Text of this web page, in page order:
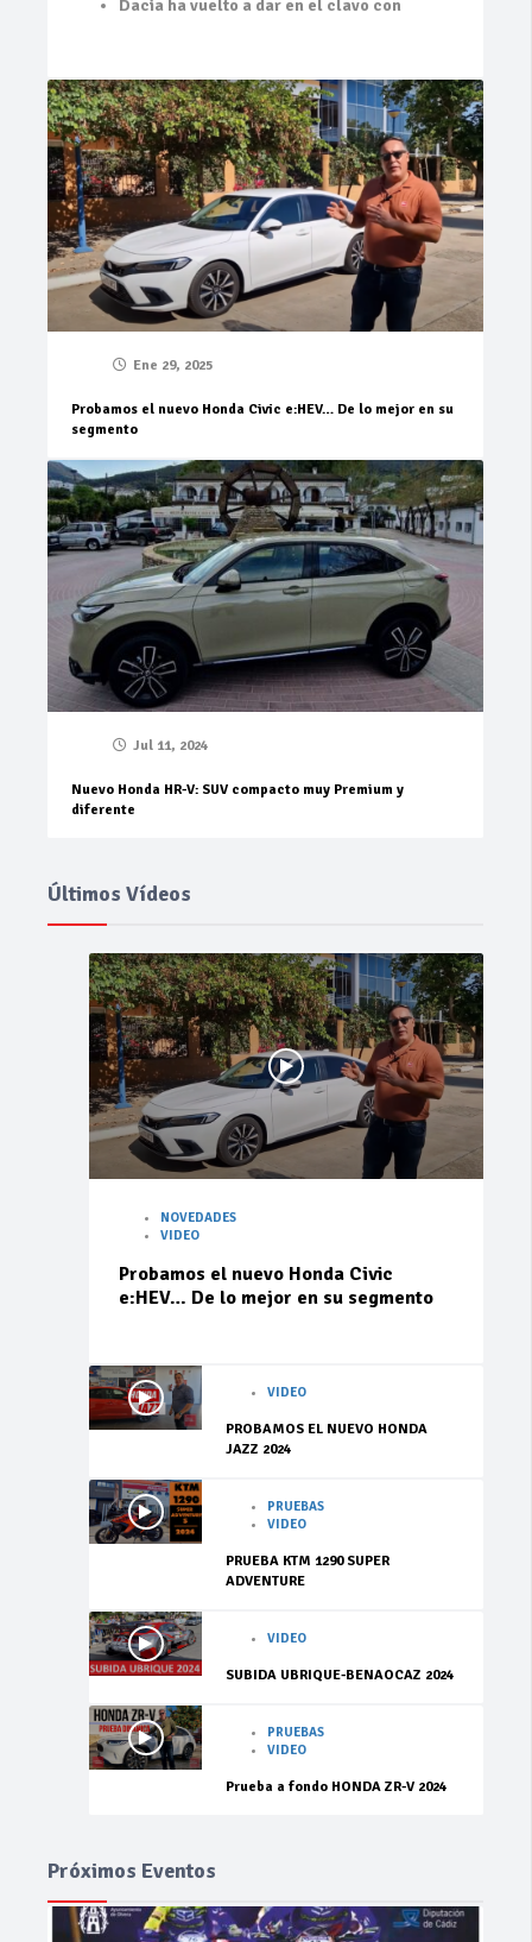
Dacia ha vuelto a dar en el clavo con
Ene 29, 2025
Probamos el nuevo Honda Civic e:HEV… De lo mejor en su
segmento
Jul 11, 2024
Nuevo Honda HR-V: SUV compacto muy Premium y
diferente
Últimos Vídeos
NOVEDADES
VIDEO
Probamos el nuevo Honda Civic
e:HEV… De lo mejor en su segmento
VIDEO
PROBAMOS EL NUEVO HONDA
JAZZ 2024
PRUEBAS
VIDEO
PRUEBA KTM 1290 SUPER
ADVENTURE
VIDEO
SUBIDA UBRIQUE-BENAOCAZ 2024
PRUEBAS
VIDEO
Prueba a fondo HONDA ZR-V 2024
Próximos Eventos